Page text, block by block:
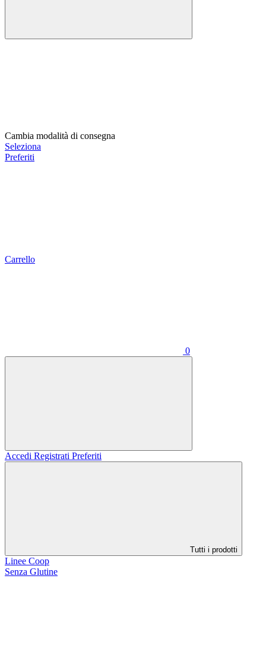
Cambia modalità di consegna
Seleziona
Preferiti
Carrello
0
Accedi Registrati Preferiti
Tutti i prodotti
Linee Coop
Senza Glutine